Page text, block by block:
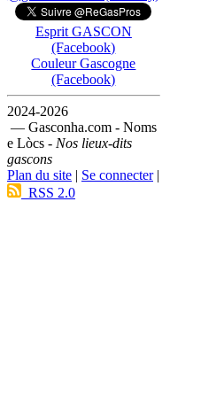
Esprit GASCON
(Facebook)
Couleur Gascogne
(Facebook)
2024-2026
— Gasconha.com - Noms
e Lòcs - Nos lieux-dits
gascons
Plan du site | Se connecter|
RSS 2.0